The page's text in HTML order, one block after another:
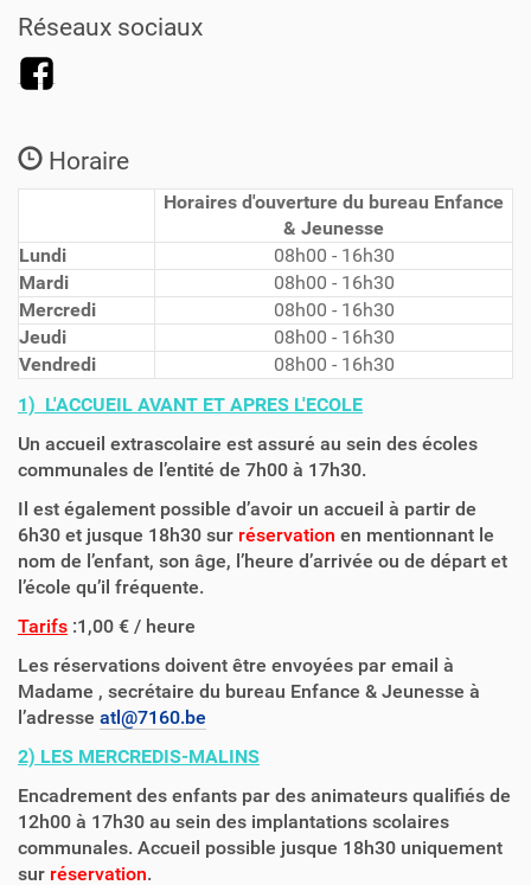
Réseaux sociaux
Horaire
Horaires d'ouverture du bureau Enfance
& Jeunesse
Lundi
08h00 - 16h30
Mardi
08h00 - 16h30
Mercredi
08h00 - 16h30
Jeudi
08h00 - 16h30
Vendredi
08h00 - 16h30
1) L'ACCUEIL AVANT ET APRES L'ECOLE
Un accueil extrascolaire est assuré au sein des écoles
communales de l’entité de 7h00 à 17h30.
Il est également possible d’avoir un accueil à partir de
6h30 et jusque 18h30 sur réservation en mentionnant le
nom de l’enfant, son âge, l’heure d’arrivée ou de départ et
l’école qu’il fréquente.
Tarifs :1,00 € / heure
Les réservations doivent être envoyées par email à
Madame , secrétaire du bureau Enfance & Jeunesse à
l’adresse atl@7160.be
2) LES MERCREDIS-MALINS
Encadrement des enfants par des animateurs qualifiés de
12h00 à 17h30 au sein des implantations scolaires
communales. Accueil possible jusque 18h30 uniquement
sur réservation.